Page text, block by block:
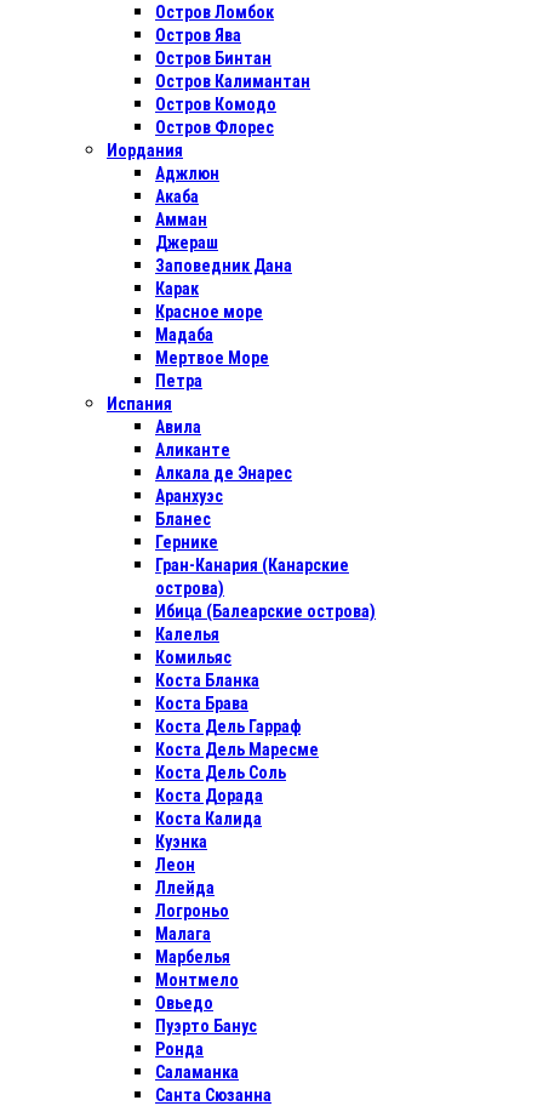
Остров Ломбок
Остров Ява
Остров Бинтан
Остров Калимантан
Остров Комодо
Остров Флорес
Иордания
Аджлюн
Акаба
Амман
Джераш
Заповедник Дана
Карак
Красное море
Мадаба
Мертвое Море
Петра
Испания
Авила
Аликанте
Алкала де Энарес
Аранхуэс
Бланес
Гернике
Гран-Канария (Канарские
острова)
Ибица (Балеарские острова)
Калелья
Комильяс
Коста Бланка
Коста Брава
Коста Дель Гарраф
Коста Дель Маресме
Коста Дель Соль
Коста Дорада
Коста Калида
Куэнка
Леон
Ллейда
Логроньо
Малага
Марбелья
Монтмело
Овьедо
Пуэрто Банус
Ронда
Саламанка
Санта Сюзанна